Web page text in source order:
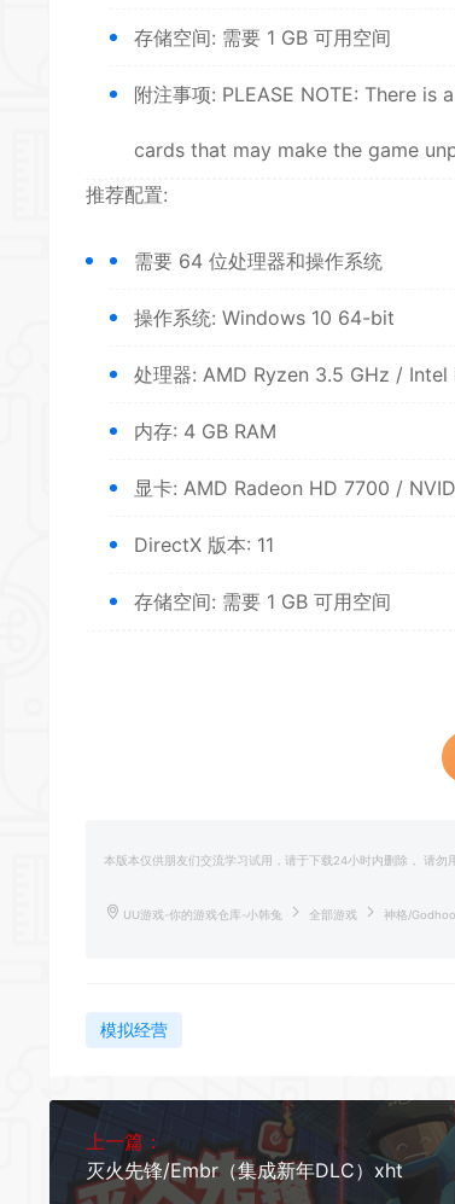
存储空间: 需要 1 GB 可用空间
附注事项: PLEASE NOTE: There
cards that may make the game
推荐配置:
需要 64 位处理器和操作系统
操作系统: Windows 10 64-bit
处理器: AMD Ryzen 3.5 GHz /
内存: 4 GB RAM
显卡: AMD Radeon HD 7700 /
DirectX 版本: 11
存储空间: 需要 1 GB 可用空间
本版本仅供朋友们交流学习试用，请于下载24小时内删除， 请勿
UU游戏-你的游戏仓库-小韩兔 全部游戏 神格/
模拟经营
上一篇：
灭火先锋/Embr（集成新年DLC）xht
*